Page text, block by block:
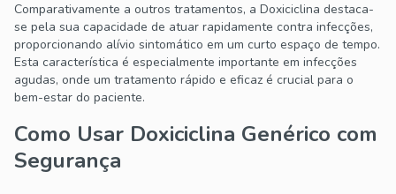
Comparativamente a outros tratamentos, a Doxiciclina destaca-
se pela sua capacidade de atuar rapidamente contra infecções,
proporcionando alívio sintomático em um curto espaço de tempo.
Esta característica é especialmente importante em infecções
agudas, onde um tratamento rápido e eficaz é crucial para o
bem-estar do paciente.
Como Usar Doxiciclina Genérico com
Segurança